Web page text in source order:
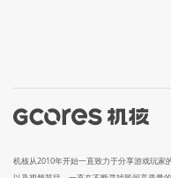
机核从2010年开始一直致力于分享游戏玩家